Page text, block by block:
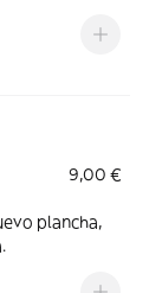
9,00 €
plancha,